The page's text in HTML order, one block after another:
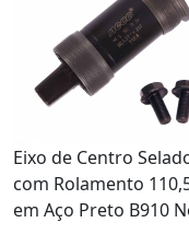
Eixo de Centro
com Rolamento
em Aço Preto B910